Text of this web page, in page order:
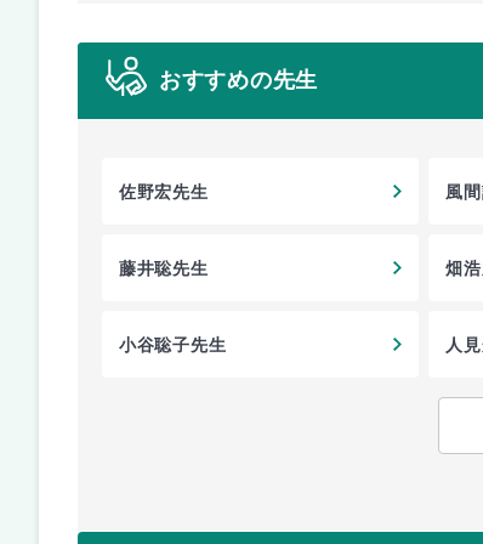
おすすめの先生
佐野宏先生 風
藤井聡先生 畑
小谷聡子先生 人